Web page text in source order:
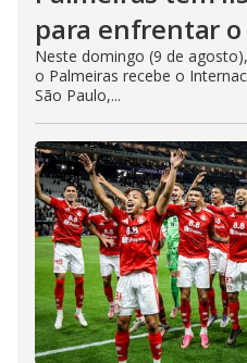
para enfrentar
Neste domingo (9 de
o Palmeiras recebe o
São Paulo,...